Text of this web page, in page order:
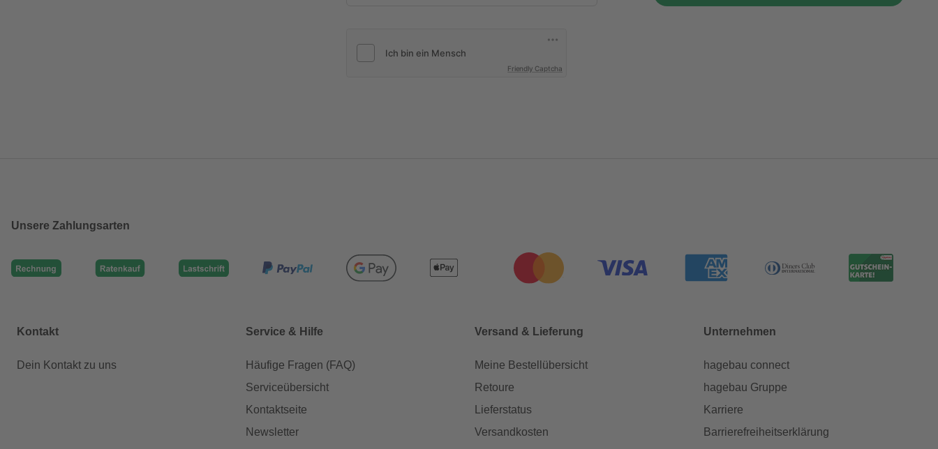
Friendly Captcha
Unsere Zahlungsarten
Kontakt
Dein Kontakt zu uns
Service & Hilfe
Häufige Fragen (FAQ)
Serviceübersicht
Kontaktseite
Newsletter
Versand & Lieferung
Meine Bestellübersicht
Retoure
Lieferstatus
Versandkosten
Unternehmen
hagebau connect
hagebau Gruppe
Karriere
Barrierefreiheitserklärung